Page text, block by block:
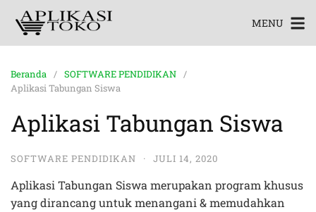
MENU
Beranda
SOFTWARE PENDIDIKAN
Aplikasi Tabungan Siswa
Aplikasi Tabungan Siswa
SOFTWARE PENDIDIKAN · JULI 14, 2020
Aplikasi Tabungan Siswa merupakan program khusus
yang dirancang untuk menangani & memudahkan